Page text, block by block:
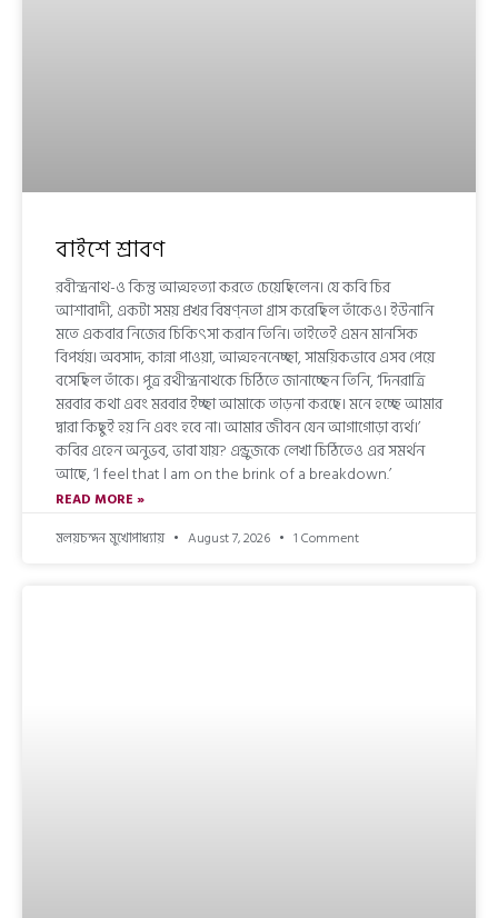
বাইশে শ্রাবণ
রবীন্দ্রনাথ-ও কিন্তু আত্মহত্যা করতে চেয়েছিলেন। যে কবি চির
আশাবাদী, একটা সময় প্রখর বিষণ্নতা গ্রাস করেছিল তাঁকেও। ইউনানি
মতে একবার নিজের চিকিৎসা করান তিনি। তাইতেই এমন মানসিক
বিপর্যয়। অবসাদ, কান্না পাওয়া, আত্মহননেচ্ছা, সাময়িকভাবে এসব পেয়ে
বসেছিল তাঁকে। পুত্র রথীন্দ্রনাথকে চিঠিতে জানাচ্ছেন তিনি, ‘দিনরাত্রি
মরবার কথা এবং মরবার ইচ্ছা আমাকে তাড়না করছে। মনে হচ্ছে আমার
দ্বারা কিছুই হয় নি এবং হবে না। আমার জীবন যেন আগাগোড়া ব্যর্থ।’
কবির এহেন অনুভব, ভাবা যায়? এন্ড্রুজকে লেখা চিঠিতেও এর সমর্থন
আছে, ‘l feel that l am on the brink of a breakdown.’
READ MORE »
মলয়চন্দন মুখোপাধ্যায়
August 7, 2026 1 Comment